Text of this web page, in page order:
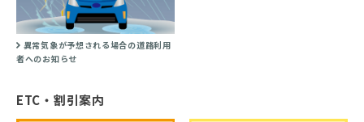
異常気象が予想される場合の道路利用
者へのお知らせ
ETC・割引案内